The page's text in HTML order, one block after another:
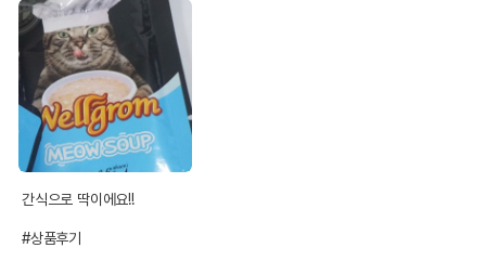
간식으로 딱이에요!!
#상품후기